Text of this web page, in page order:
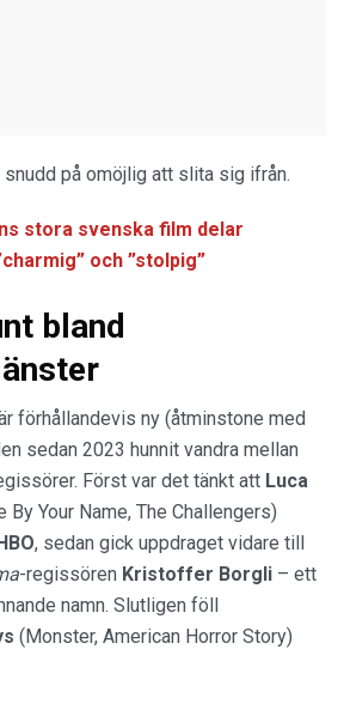
snudd på omöjlig att slita sig ifrån.
stora svenska film delar
och ”stolpig”
bland
förhållandevis ny (åtminstone med
sedan 2023 hunnit vandra mellan
Först var det tänkt att Luca
By Your Name, The Challengers)
HBO, sedan gick uppdraget vidare till
-regissören Kristoffer Borgli – ett
namn. Slutligen föll
(Monster, American Horror Story)